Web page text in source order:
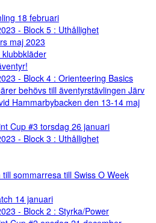
18 februari
- Block 5 : Uthållighet
maj 2023
klubbkläder
- Block 4 : Orienteering Basics
behövs till äventyrstävlingen Järv
Hammarbybacken den 13-14 maj
Cup #3 torsdag 26 januari
- Block 3 : Uthållighet
till sommarresa till Swiss O Week
14 januari
- Block 2 : Styrka/Power